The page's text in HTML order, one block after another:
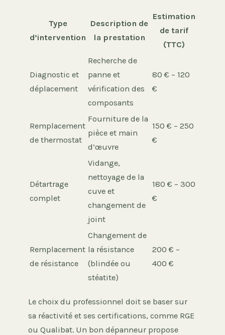
Type
d’intervention
Description de
la prestation
Estimation
de tarif
(TTC)
Diagnostic et
déplacement
Recherche de
panne et
vérification des
composants
80 € – 120
€
Remplacement
de thermostat
Fourniture de la
pièce et main
d’œuvre
150 € – 250
€
Détartrage
complet
Vidange,
nettoyage de la
cuve et
changement de
joint
180 € – 300
€
Remplacement
de résistance
Changement de
la résistance
(blindée ou
stéatite)
200 € –
400 €
Le choix du professionnel doit se baser sur
sa réactivité et ses certifications, comme RGE
ou Qualibat. Un bon dépanneur propose